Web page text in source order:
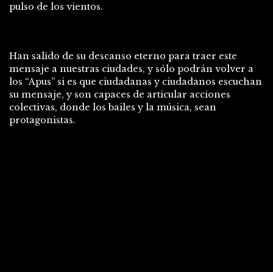
pulso de los vientos.
Han salido de su descanso eterno para traer este
mensaje a nuestras ciudades, y sólo podrán volver a
los “Apus” si es que ciudadanas y ciudadanos escuchan
su mensaje, y son capaces de articular acciones
colectivas, donde los bailes y la música, sean
protagonistas.